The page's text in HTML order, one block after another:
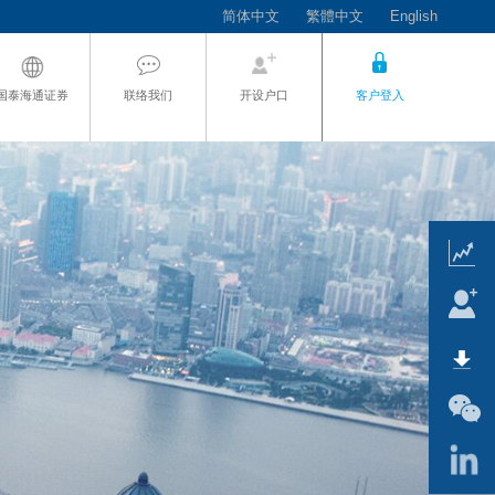
简体中文 繁體中文 English
泰海通证券 联络我们 开设户口 客户登入